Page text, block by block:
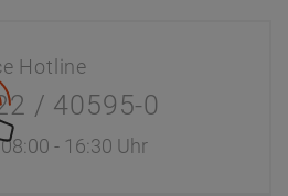
Hotline
/ 40595-0
- 16:30 Uhr